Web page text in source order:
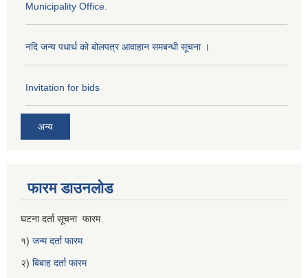
Municipality Office.
नदि जन्य पधार्थ को बोलपत्र आवाहान समबन्धी सूचना ।
Invitation for bids
अन्य
फारम डाउनलोड
घटना दर्ता सूचना फारम
१) जन्म दर्ता फारम
२) बिबाह दर्ता फारम